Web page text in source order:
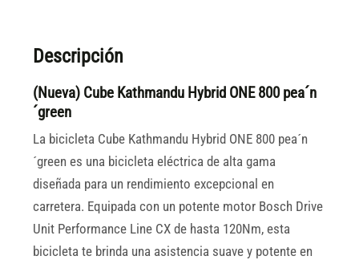
Descripción
(Nueva) Cube Kathmandu Hybrid ONE 800 pea´n
´green
La bicicleta Cube Kathmandu Hybrid ONE 800 pea´n
´green es una bicicleta eléctrica de alta gama
diseñada para un rendimiento excepcional en
carretera. Equipada con un potente motor Bosch Drive
Unit Performance Line CX de hasta 120Nm, esta
bicicleta te brinda una asistencia suave y potente en